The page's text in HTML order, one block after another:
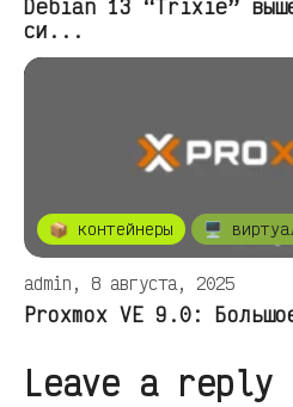
Debian 13 “Trixie”
си...
📦 контейнеры 🖥️
admin, 8 августа, 2025
Proxmox VE 9.0:
Leave a reply